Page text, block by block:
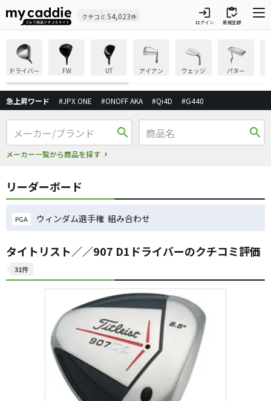
クチコミ 54,023件 login
ログイン
inventory
新規登録
ドライバー FW UT アイアン ウェッジ パター
急上昇ワード #JPX ONE #ONOFF AKA #Qi4D #G440
search
メーカー一覧から商品を探す
search
リーダーボード
PGA ウィンダム選手権 組み合わせ
タイトリスト／／907 D1ドライバーのクチコミ評価
31件